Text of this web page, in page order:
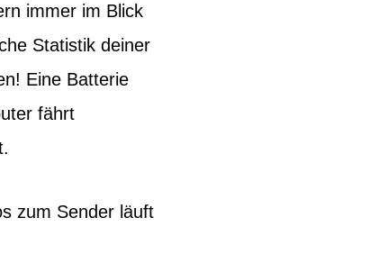
immer im Blick
Statistik deiner
Eine Batterie
fährt
zum Sender läuft